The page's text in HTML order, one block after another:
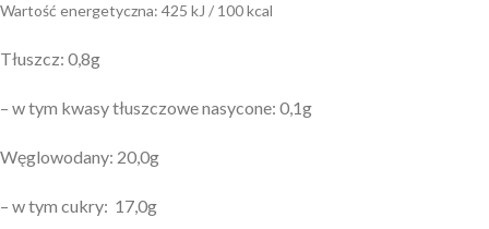
Wartość energetyczna: 425 kJ / 100 kcal
Tłuszcz: 0,8g
– w tym kwasy tłuszczowe nasycone: 0,1g
Węglowodany: 20,0g
– w tym cukry: 17,0g